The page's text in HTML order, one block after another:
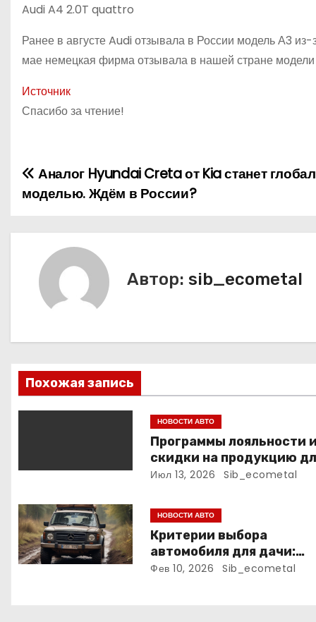
Audi A4 2.0T quattro
Ранее в августе Audi отзывала в России модель А3
мае немецкая фирма отзывала в нашей стране
Источник
Спасибо за чтение!
Н
в
и
я
о
з
а
п
Аналог Hyundai Creta от Kia станет
моделью. Ждём в России?
Автор: sib_ecometal
Похожая запись
НОВОСТИ АВТО
Программы лояльности и
скидки на продукцию
маникюра, педикюра и
Июл 13, 2026 Sib_ecometal
НОВОСТИ АВТО
Критерии выбора
автомобиля для дачи:
проходимость,
Фев 10, 2026 Sib_ecometal